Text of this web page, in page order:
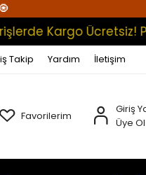
Kargo Ücretsiz! PTT
Takip Yardım İletişim
Favorilerim
Giriş
Üye Ol